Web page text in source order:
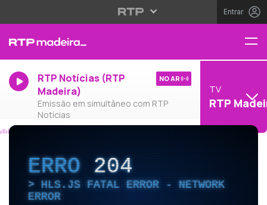
Entrar
RTP Notícias (RTP
Madeira)
Emissão em simultâneo com RTP
Notícias
NO AR
TV
RTP
ERRO204
HLS.JS FATAL ERROR - NETWORK
ERROR